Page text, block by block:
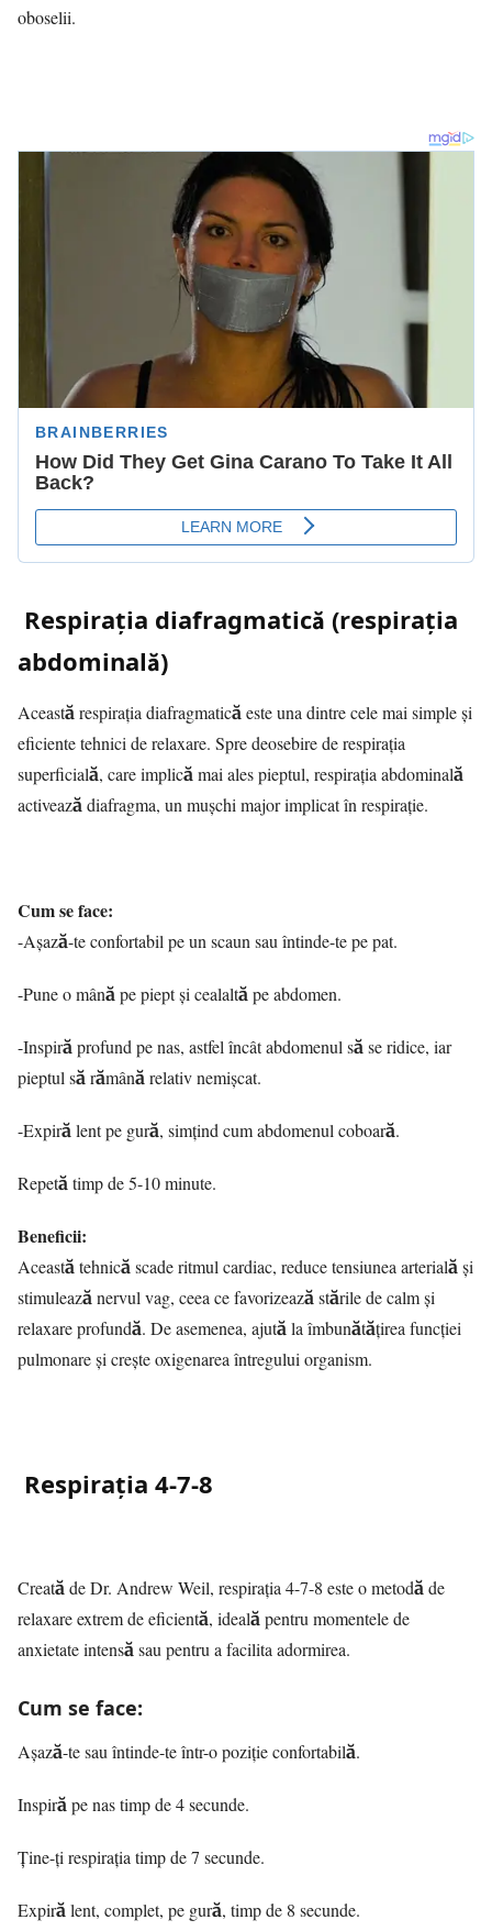
oboselii.
Respirația diafragmatică (respirația
abdominală)
Această respirația diafragmatică este una dintre cele mai simple și
eficiente tehnici de relaxare. Spre deosebire de respirația
superficială, care implică mai ales pieptul, respirația abdominală
activează diafragma, un mușchi major implicat în respirație.
Cum se face:
-Așază-te confortabil pe un scaun sau întinde-te pe pat.
-Pune o mână pe piept și cealaltă pe abdomen.
-Inspiră profund pe nas, astfel încât abdomenul să se ridice, iar
pieptul să rămână relativ nemișcat.
-Expiră lent pe gură, simțind cum abdomenul coboară.
Repetă timp de 5-10 minute.
Beneficii:
Această tehnică scade ritmul cardiac, reduce tensiunea arterială și
stimulează nervul vag, ceea ce favorizează stările de calm și
relaxare profundă. De asemenea, ajută la îmbunătățirea funcției
pulmonare și crește oxigenarea întregului organism.
Respirația 4-7-8
Creată de Dr. Andrew Weil, respirația 4-7-8 este o metodă de
relaxare extrem de eficientă, ideală pentru momentele de
anxietate intensă sau pentru a facilita adormirea.
Cum se face:
Așază-te sau întinde-te într-o poziție confortabilă.
Inspiră pe nas timp de 4 secunde.
Ține-ți respirația timp de 7 secunde.
Expiră lent, complet, pe gură, timp de 8 secunde.